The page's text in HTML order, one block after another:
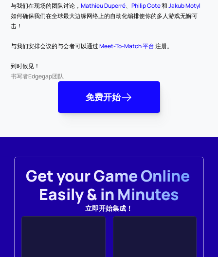
与我们在现场的团队讨论，Mathieu Duperré、Philip Cote 和 Jakub Motyl
如何确保我们在全球最大边缘网络上的自动化编排使你的多人游戏无懈可
击！
与我们安排会议的与会者可以通过 Meet-To-Match 平台 注册。
到时候见！
书写者Edgegap团队
免费开始
Get your Game Online
Easily & in Minutes
立即开始集成！